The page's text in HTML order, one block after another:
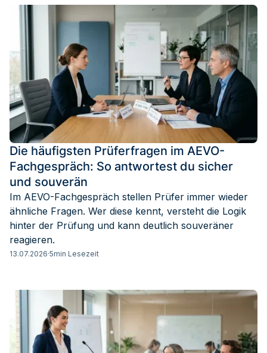
Die häufigsten Prüferfragen im AEVO-
Fachgespräch: So antwortest du sicher
und souverän
Im AEVO-Fachgespräch stellen Prüfer immer wieder
ähnliche Fragen. Wer diese kennt, versteht die Logik
hinter der Prüfung und kann deutlich souveräner
reagieren.
13.07.2026·5min Lesezeit